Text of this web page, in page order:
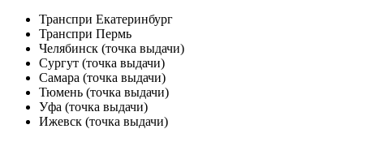
Транспри Екатеринбург
Транспри Пермь
Челябинск (точка выдачи)
Сургут (точка выдачи)
Самара (точка выдачи)
Тюмень (точка выдачи)
Уфа (точка выдачи)
Ижевск (точка выдачи)